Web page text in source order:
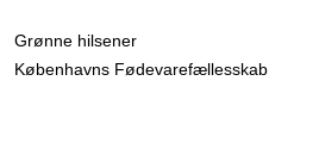
Grønne hilsener
Københavns Fødevarefællesskab